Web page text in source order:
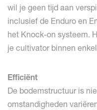
wil je geen tijd aan
inclusief de Enduro en
het Knock-on systeem.
je cultivator binnen
Efficiënt
De bodemstructuur is
omstandigheden